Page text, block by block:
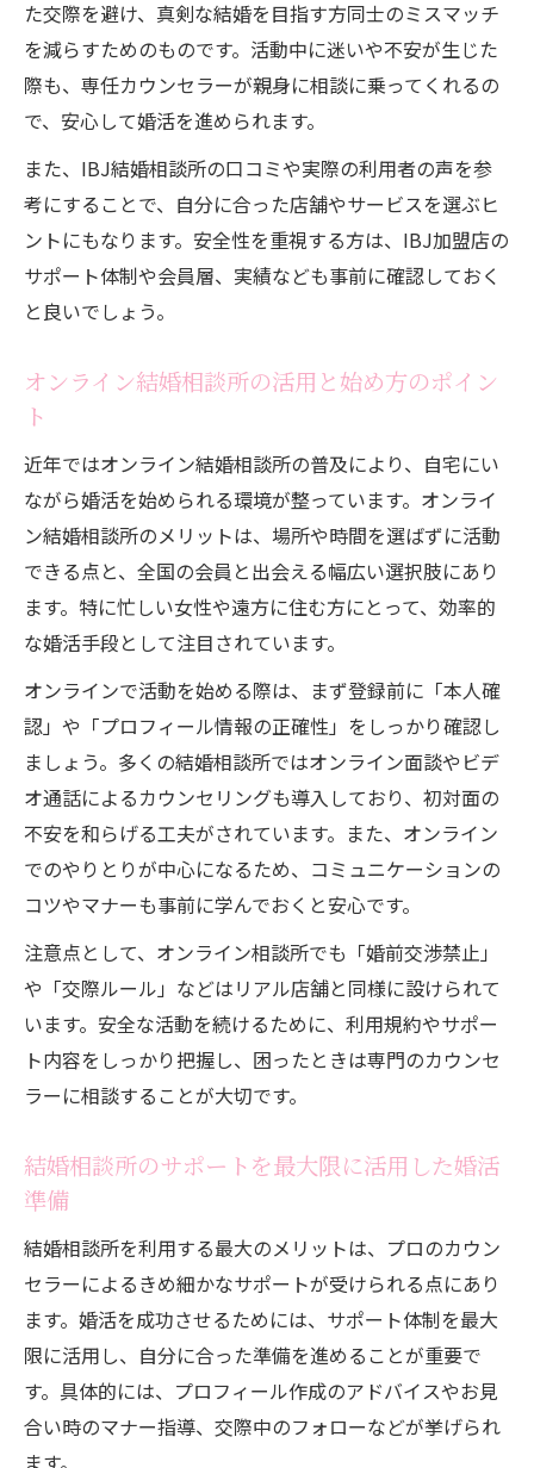
理由
カウンセラーによる結婚相談所婚活の手厚
い支援
オンライン結婚相談所のカウンセラー活用
法
結婚相談所のプロが教える成婚力アップ術
結婚相談所と婚活パーティーの違いを徹底比較
結婚相談所と婚活パーティーの本質的な違
結婚相談所と婚活パーティーのサポート比
IBJ結婚相談所と婚活パーティーのメリット
比較
結婚相談所が婚活パーティーより優れてい
る点
婚活パーティーと結婚相談所の選び方のポ
イント
た交際を避け、真剣な結婚を目指す方同士のミスマッチ
を減らすためのものです。活動中に迷いや不安が生じた
際も、専任カウンセラーが親身に相談に乗ってくれるの
で、安心して婚活を進められます。
また、IBJ結婚相談所の口コミや実際の利用者の声を参
考にすることで、自分に合った店舗やサービスを選ぶヒ
ントにもなります。安全性を重視する方は、IBJ加盟店の
サポート体制や会員層、実績なども事前に確認しておく
と良いでしょう。
オンライン結婚相談所の活用と始め方のポイン
ト
近年ではオンライン結婚相談所の普及により、自宅にい
ながら婚活を始められる環境が整っています。オンライ
ン結婚相談所のメリットは、場所や時間を選ばずに活動
できる点と、全国の会員と出会える幅広い選択肢にあり
ます。特に忙しい女性や遠方に住む方にとって、効率的
な婚活手段として注目されています。
オンラインで活動を始める際は、まず登録前に「本人確
認」や「プロフィール情報の正確性」をしっかり確認し
ましょう。多くの結婚相談所ではオンライン面談やビデ
オ通話によるカウンセリングも導入しており、初対面の
不安を和らげる工夫がされています。また、オンライン
でのやりとりが中心になるため、コミュニケーションの
コツやマナーも事前に学んでおくと安心です。
注意点として、オンライン相談所でも「婚前交渉禁止」
や「交際ルール」などはリアル店舗と同様に設けられて
います。安全な活動を続けるために、利用規約やサポー
ト内容をしっかり把握し、困ったときは専門のカウンセ
ラーに相談することが大切です。
結婚相談所のサポートを最大限に活用した婚活
準備
結婚相談所を利用する最大のメリットは、プロのカウン
セラーによるきめ細かなサポートが受けられる点にあり
ます。婚活を成功させるためには、サポート体制を最大
限に活用し、自分に合った準備を進めることが重要で
す。具体的には、プロフィール作成のアドバイスやお見
合い時のマナー指導、交際中のフォローなどが挙げられ
ます。